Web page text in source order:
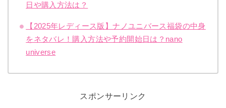
日や購入方法は？
【2025年レディース版】ナノユニバース福袋の中身
をネタバレ！購入方法や予約開始日は？nano
universe
スポンサーリンク